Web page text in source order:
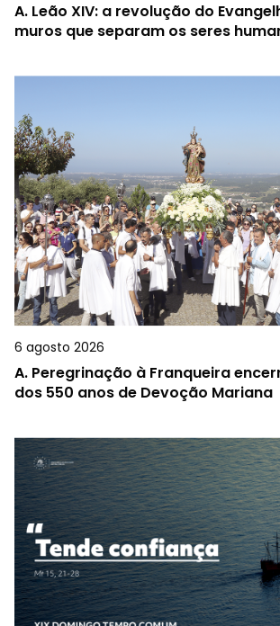
A. Leão XIV: a revolução do
muros que separam os seres
6 agosto 2026
A. Peregrinação à Franqueira
dos 550 anos de Devoção Mariana